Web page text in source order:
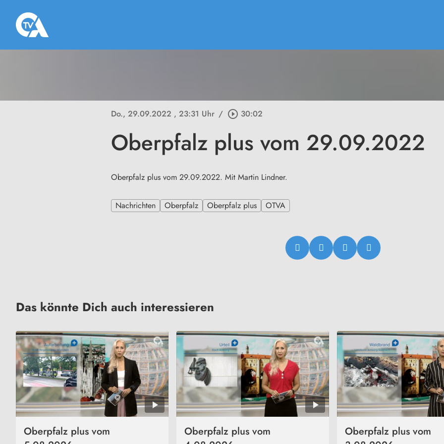
Do., 29.09.2022 , 23:31 Uhr / play_circle_outline 30:02
Oberpfalz plus vom 29.09.2022
Oberpfalz plus vom 29.09.2022. Mit Martin Lindner.
Nachrichten Oberpfalz Oberpfalz plus OTVA
Das könnte Dich auch interessieren
Oberpfalz plus vom
Oberpfalz plus vom
Oberpfalz plus vom